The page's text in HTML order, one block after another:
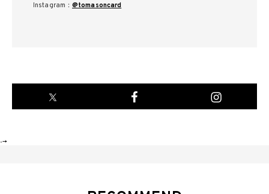
Instagram： @tomasoncard
-->